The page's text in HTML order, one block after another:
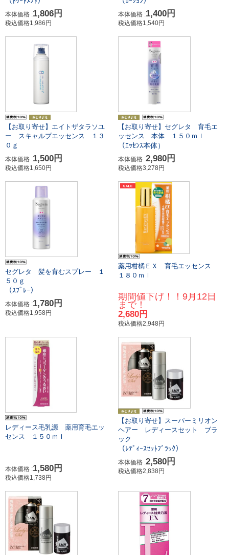
本体価格 :1,806円
税込価格1,986円
本体価格 :1,400円
税込価格1,540円
【お取り寄せ】エイトザタラソユ
ー スキャルプエッセンス １３
０ｇ
本体価格 :1,500円
税込価格1,650円
【お取り寄せ】セグレタ 育毛エ
ッセンス 本体 １５０ｍｌ
（ｴｯｾﾝｽ本体）
本体価格 :2,980円
税込価格3,278円
セグレタ 髪を育むスプレー １
５０ｇ
（ｽﾌﾟﾚｰ）
本体価格 :1,780円
税込価格1,958円
薬用柑橘ＥＸ 育毛エッセンス
１８０ｍｌ
期間値下げ！！9月12日
まで！
2,680円
税込価格2,948円
レディース毛乳源 薬用育毛エッ
センス １５０ｍｌ
本体価格 :1,580円
税込価格1,738円
【お取り寄せ】スーパーミリオン
ヘアー レディースセット ブラ
ック
（ﾚﾃﾞｨｰｽｾｯﾄﾌﾞﾗｯｸ）
本体価格 :2,580円
税込価格2,838円